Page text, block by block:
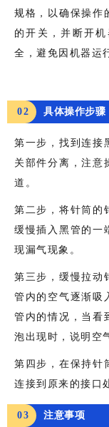
规格，以确保操作
的开关，并断开
全，避免因机器运
02 具体操作步骤
第一步，找到连接
关部件分离，注意
道。
第二步，将针筒的
缓慢插入黑管的一
现漏气现象。
第三步，缓慢拉动
管内的空气逐渐吸
管内的情况，当看
泡出现时，说明空
第四步，在保持针
连接到原来的接口
03 注意事项